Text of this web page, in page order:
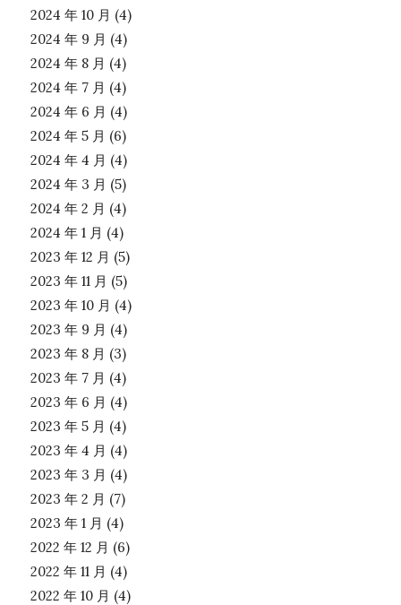
2024 年 10 月 (4)
2024 年 9 月 (4)
2024 年 8 月 (4)
2024 年 7 月 (4)
2024 年 6 月 (4)
2024 年 5 月 (6)
2024 年 4 月 (4)
2024 年 3 月 (5)
2024 年 2 月 (4)
2024 年 1 月 (4)
2023 年 12 月 (5)
2023 年 11 月 (5)
2023 年 10 月 (4)
2023 年 9 月 (4)
2023 年 8 月 (3)
2023 年 7 月 (4)
2023 年 6 月 (4)
2023 年 5 月 (4)
2023 年 4 月 (4)
2023 年 3 月 (4)
2023 年 2 月 (7)
2023 年 1 月 (4)
2022 年 12 月 (6)
2022 年 11 月 (4)
2022 年 10 月 (4)